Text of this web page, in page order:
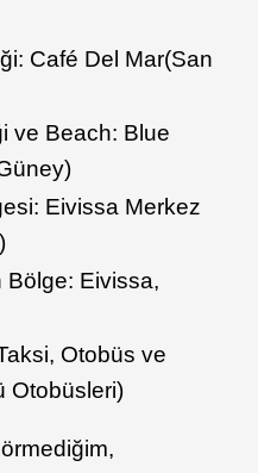
Café Del Mar(San
ve Beach: Blue
Eivissa Merkez
Bölge: Eivissa,
Otobüs ve
Otobüsleri)